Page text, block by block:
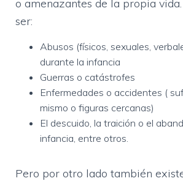
o amenazantes de la propia
ser:
Abusos (físicos, sexuales,
durante la infancia
Guerras o catástrofes
Enfermedades o accidentes (
mismo o figuras cercanas)
El descuido, la traición o el
infancia, entre otros.
Pero por otro lado también